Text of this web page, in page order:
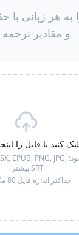
هر زبانی با
و مقادیر ترجمه
کنید یا فایل را
EPUB, PNG, JPG,
SRT, بیشتر
حداکثر اندازه فایل 80 مگابایت